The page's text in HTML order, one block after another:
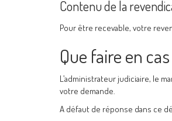
Contenu de la
Pour être recevable, votre
Que faire en
L’administrateur judiciaire, le
votre demande.
A défaut de réponse dans ce